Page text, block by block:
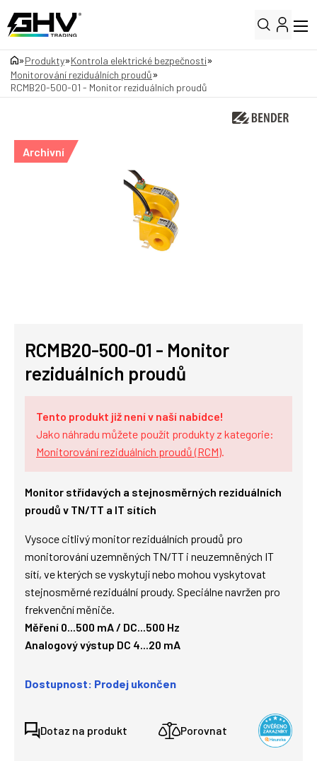
»Produkty»Kontrola elektrické bezpečnosti»
Monitorování reziduálních proudů»
RCMB20-500-01 - Monitor reziduálních proudů
Archivní
RCMB20-500-01 - Monitor
reziduálních proudů
Tento produkt již není v naší nabídce!
Jako náhradu můžete použít produkty z kategorie:
Monitorování reziduálních proudů (RCM).
Monitor střídavých a stejnosměrných reziduálních
proudů v TN/TT a IT sítích
Vysoce citlivý monitor reziduálních proudů pro
monitorování uzemněných TN/TT i neuzemněných IT
sítí, ve kterých se vyskytují nebo mohou vyskytovat
stejnosměrné reziduální proudy. Speciálne navržen pro
frekvenční měniče.
Měření 0...500 mA / DC...500 Hz
Analogový výstup DC 4...20 mA
Dostupnost: Prodej ukončen
Dotaz na produkt Porovnat